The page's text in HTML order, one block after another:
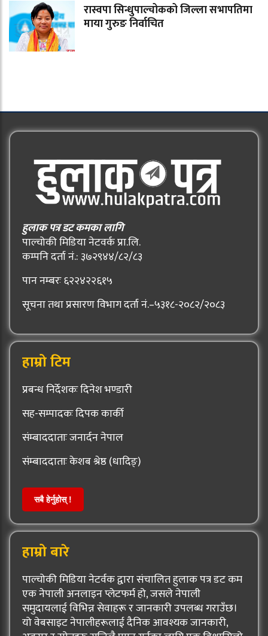
रास्वपा सिन्धुपाल्चोकको जिल्ला सभापतिमा
माया गुरुङ निर्वाचित
हुलाक पत्र डट कमका लागि
पाल्चोकी मिडिया नेटवर्क प्रा.लि.
कम्पनि दर्ता नं.: ३७२९४४/८२/८३
पान नम्बरः ६२२४२२६१५
सूचना तथा प्रसारण विभाग दर्ता नं.–५३१८-२०८२/२०८३
हाम्रो टिम
प्रबन्ध निर्देशकः दिनेश भण्डारी
सह-सम्पादकः दिपक कार्की
संम्बाददाताः जनार्दन नेपाल
संम्बाददाताः केशब श्रेष्ठ (धादिङ्)
सबै हेर्नुहोस् !
हाम्रो बारे
पाल्चोकी मिडिया नेटर्वक द्वारा संचालित हुलाक पत्र डट कम
एक नेपाली अनलाइन प्लेटफर्म हो, जसले नेपाली
समुदायलाई विभिन्न सेवाहरू र जानकारी उपलब्ध गराउँछ।
यो वेबसाइट नेपालीहरूलाई दैनिक आवश्यक जानकारी,